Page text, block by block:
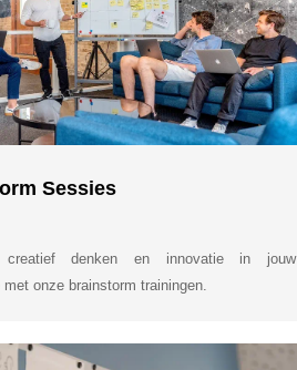
Sessies
creatief denken en innovatie in jouw
met onze brainstorm trainingen.